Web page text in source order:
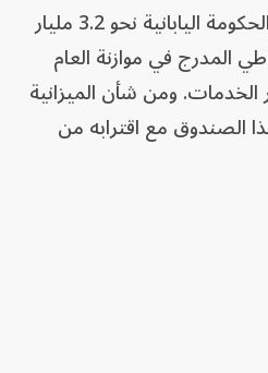
ومن المقرر أن تستخدم الحكومة اليابانية نحو 3.2 مليار
المدرج في موازنة العام
الخدمات. ومن شأن الميزانية
الصندوق مع اقترابه من